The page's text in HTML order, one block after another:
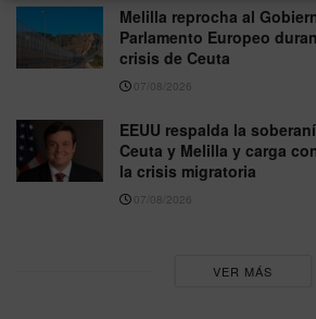
Melilla reprocha al
Parlamento Europeo
crisis de Ceuta
07/08/2026
EEUU respalda la
Ceuta y Melilla y carga
la crisis migratoria
07/08/2026
VER MÁS